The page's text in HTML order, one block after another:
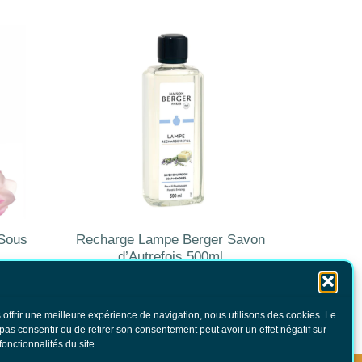
offrir une meilleure expérience de navigation, nous utilisons des cookies. Le
consentir ou de retirer son consentement peut avoir un effet négatif sur
du site .
Recharge Lampe Berger Savon
d’Autrefois 500ml